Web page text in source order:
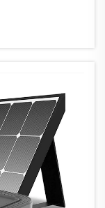
다양한 장치
진행하고자